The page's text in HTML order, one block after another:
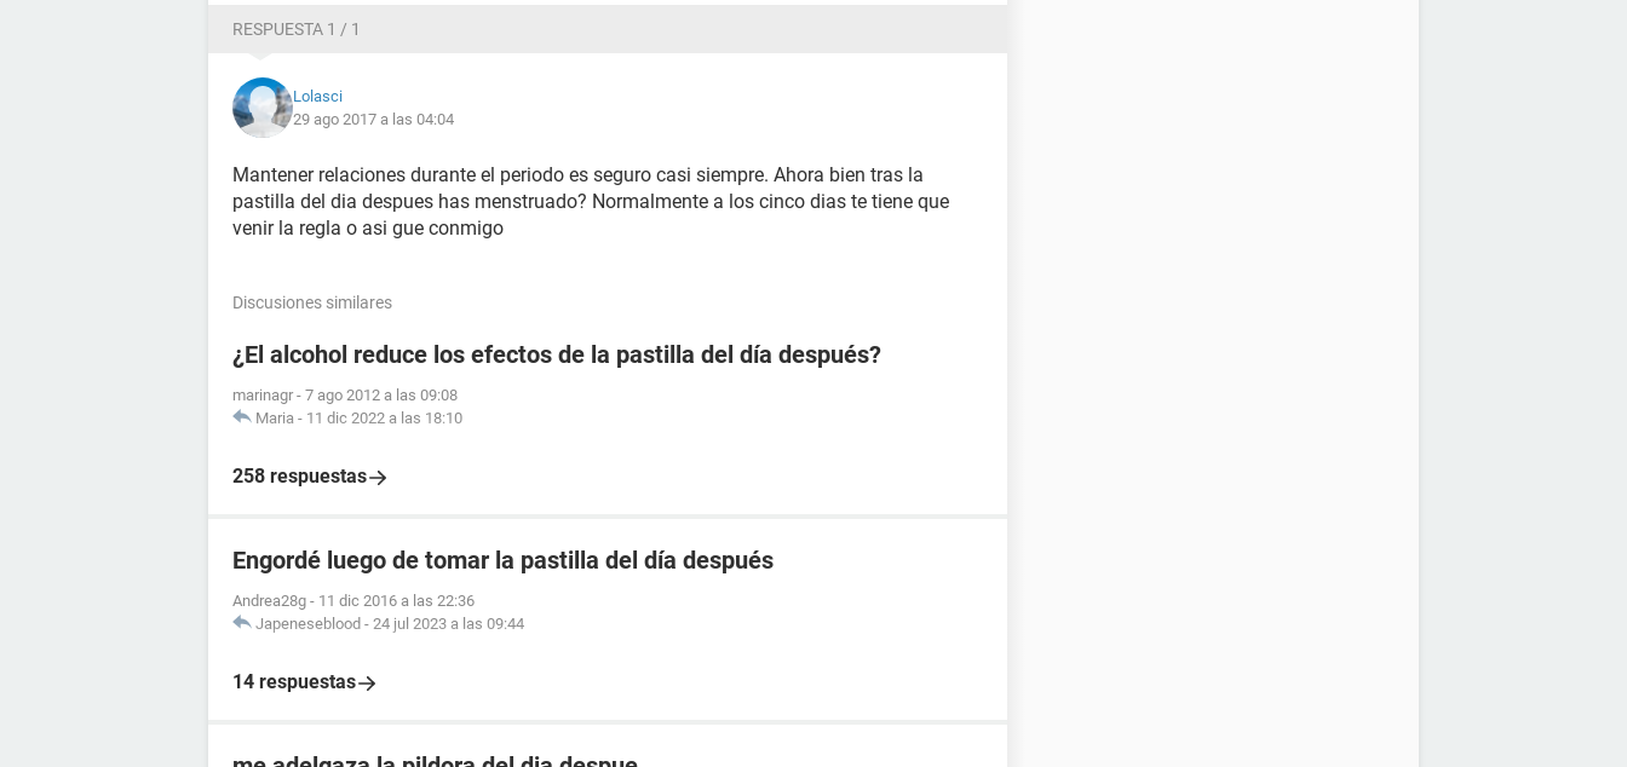
RESPUESTA 1 / 1
Lolasci
29 ago 2017 a las 04:04
Mantener relaciones durante el periodo es seguro casi siempre. Ahora bien tras la
pastilla del dia despues has menstruado? Normalmente a los cinco dias te tiene que
venir la regla o asi gue conmigo
Discusiones similares
¿El alcohol reduce los efectos de la pastilla del día después?
marinagr - 7 ago 2012 a las 09:08
Maria - 11 dic 2022 a las 18:10
258 respuestas
Engordé luego de tomar la pastilla del día después
Andrea28g - 11 dic 2016 a las 22:36
Japeneseblood - 24 jul 2023 a las 09:44
14 respuestas